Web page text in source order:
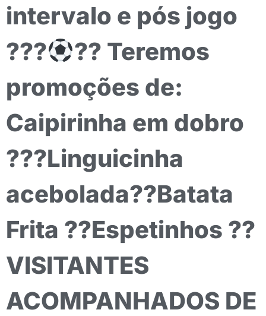
intervalo e pós jogo
???
?? Teremos
promoções de:
Caipirinha em dobro
???Linguicinha
acebolada??Batata
Frita ??Espetinhos ??
VISITANTES
ACOMPANHADOS DE